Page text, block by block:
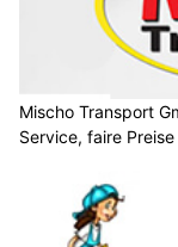
Mischo Transport
Service, faire Preise